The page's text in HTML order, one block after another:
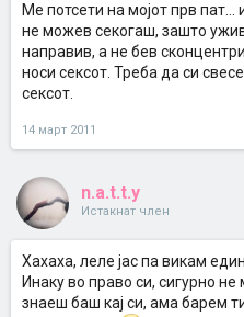
Ме потсети на мојот прв
не можев секогаш, зашто
направив, а не бев
носи сексот. Треба да си
сексот.
14 март 2011
n.a.t.t.y
Истакнат член
Хахаха, леле јас па викам
Инаку во право си, сигурно
знаеш баш кај си, ама барем